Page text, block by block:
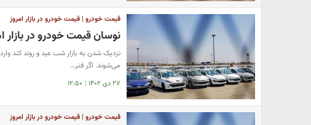
قیمت خودرو | قیمت خودرو در بازار امروز
نوسان قیمت خودرو در
نزدیک شدن به بازار شب عید و روند کند
می‌شوند. اگر فنر…
۲۷ دی ۱۴۰۲ | ۱۲:۵۰
قیمت خودرو | قیمت خودرو در بازار امروز